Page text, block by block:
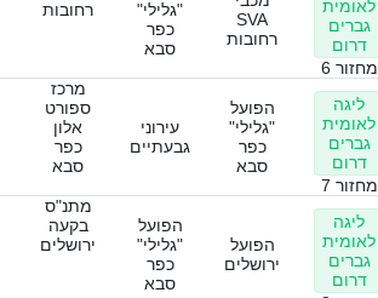
לאומית
גברים
דרום
מחזור 6
SVA
רחובות
"גלילי"
כפר
סבא
רחובות
ליגה
לאומית
גברים
דרום
מחזור 7
הפועל
"גלילי"
כפר
סבא
עירוני
גבעתיים
מרכז
ספורט
אלון
כפר
סבא
ליגה
לאומית
גברים
דרום
הפועל
ירושלים
הפועל
"גלילי"
כפר
סבא
מתנ"ס
בקעה
ירושלים